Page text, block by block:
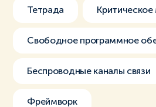
Тетрада
Свободное программное
Беспроводные каналы связи
Фреймворк